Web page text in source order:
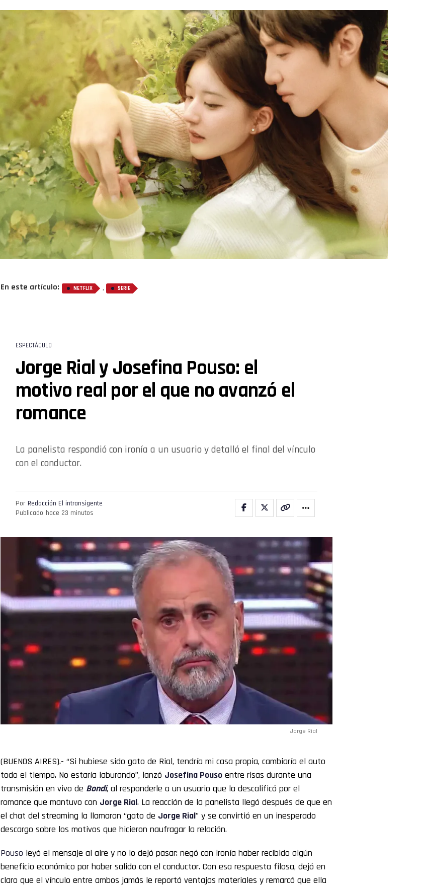
En este artículo: NETFLIX , SERIE
ESPECTÁCULO
Jorge Rial y Josefina Pouso: el
motivo real por el que no avanzó el
romance
La panelista respondió con ironía a un usuario y detalló el final del vínculo
con el conductor.
Por Redacción El intransigente
Publicado hace 23 minutos
Jorge Rial
(BUENOS AIRES).- “Si hubiese sido gato de Rial, tendría mi casa propia, cambiaría el auto
todo el tiempo. No estaría laburando”, lanzó Josefina Pouso entre risas durante una
transmisión en vivo de Bondi, al responderle a un usuario que la descalificó por el
romance que mantuvo con Jorge Rial. La reacción de la panelista llegó después de que en
el chat del streaming la llamaran “gato de Jorge Rial” y se convirtió en un inesperado
descargo sobre los motivos que hicieron naufragar la relación.
Pouso leyó el mensaje al aire y no lo dejó pasar: negó con ironía haber recibido algún
beneficio económico por haber salido con el conductor. Con esa respuesta filosa, dejó en
claro que el vínculo entre ambos jamás le reportó ventajas materiales y remarcó que ella